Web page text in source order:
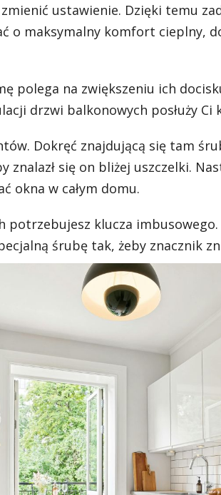
ustawienie. Dzięki temu
o maksymalny komfort cieplny,
polega na zwiększeniu ich
drzwi balkonowych posłuży Ci
Dokręć znajdującą się tam
się on bliżej uszczelki.
okna w całym domu.
potrzebujesz klucza
śrubę tak, żeby znacznik